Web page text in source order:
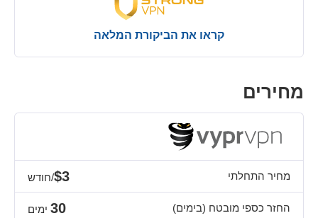
קראו את הביקורת המלאה
מחירים
מחיר התחלתי $3/חודש
החזר כספי מובטח (בימים) 30 ימים